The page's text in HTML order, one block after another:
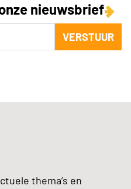
nieuwsbrief
VERSTUUR
thema’s en